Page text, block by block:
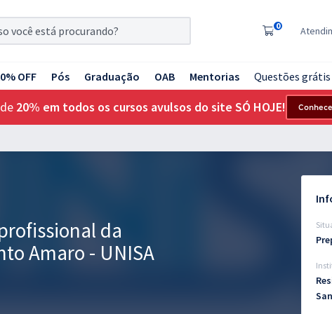
0
OFF Pós Graduação OAB Mentorias Questões grátis
20% em todos os cursos avulsos do site SÓ HOJE!
da
Amaro - UNISA